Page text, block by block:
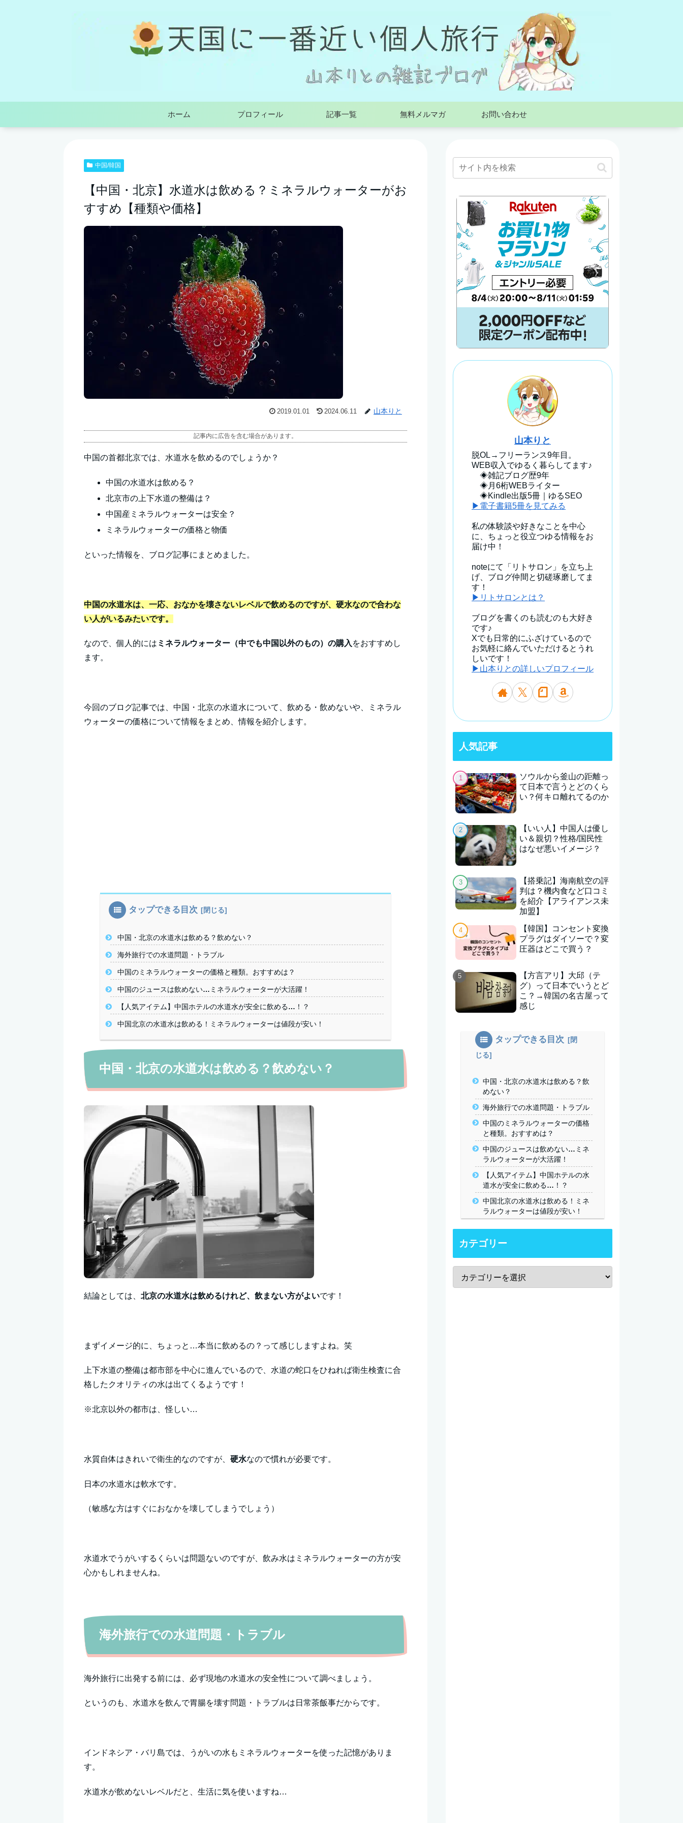
ホーム プロフィール 記事一覧 無料メルマガ お問い合わせ
中国/韓国
【中国・北京】水道水は飲める？ミネラルウォーターがお
すすめ【種類や価格】
2019.01.01 2024.06.11 山本りと
記事内に広告を含む場合があります。
中国の首都北京では、水道水を飲めるのでしょうか？
中国の水道水は飲める？
北京市の上下水道の整備は？
中国産ミネラルウォーターは安全？
ミネラルウォーターの価格と物価
といった情報を、ブログ記事にまとめました。
中国の水道水は、一応、おなかを壊さないレベルで飲めるのですが、硬水なので合わな
い人がいるみたいです。
なので、個人的には ミネラルウォーター（中でも中国以外のもの）の購入 をおすすめし
ます。
今回のブログ記事では、中国・北京の水道水について、飲める・飲めないや、ミネラル
ウォーターの価格について情報をまとめ、情報を紹介します。
タップできる目次
中国・北京の水道水は飲める？飲めない？
海外旅行での水道問題・トラブル
中国のミネラルウォーターの価格と種類。おすすめは？
中国のジュースは飲めない…ミネラルウォーターが大活躍！
【人気アイテム】中国ホテルの水道水が安全に飲める…！？
中国北京の水道水は飲める！ミネラルウォーターは値段が安い！
中国・北京の水道水は飲める？飲めない？
結論としては、 北京の水道水は飲めるけれど、飲まない方がよいです！
まずイメージ的に、ちょっと…本当に飲めるの？って感じしますよね。笑
上下水道の整備は都市部を中心に進んでいるので、水道の蛇口をひねれば衛生検査に合
格したクオリティの水は出てくるようです！
※北京以外の都市は、怪しい…
水質自体はきれいで衛生的なのですが、 硬水なので慣れが必要です。
日本の水道水は軟水です。
（敏感な方はすぐにおなかを壊してしまうでしょう）
水道水でうがいするくらいは問題ないのですが、飲み水はミネラルウォーターの方が安
心かもしれませんね。
海外旅行での水道問題・トラブル
海外旅行に出発する前には、必ず現地の水道水の安全性について調べましょう。
というのも、水道水を飲んで胃腸を壊す問題・トラブルは日常茶飯事だからです。
インドネシア・バリ島では、うがいの水もミネラルウォーターを使った記憶がありま
す。
水道水が飲めないレベルだと、生活に気を使いますね…
山本りと
脱OL→フリーランス9年目。
WEB収入でゆるく暮らしてます♪
◈雑記ブログ歴9年
◈月6桁WEBライター
◈Kindle出版5冊｜ゆるSEO
▶電子書籍5冊を見てみる
私の体験談や好きなことを中心
に、ちょっと役立つゆる情報をお
届け中！
noteにて「リトサロン」を立ち上
げ、ブログ仲間と切磋琢磨してま
す！
▶リトサロンとは？
ブログを書くのも読むのも大好き
です♪
Xでも日常的にふざけているので
お気軽に絡んでいただけるとうれ
しいです！
▶山本りとの詳しいプロフィール
人気記事
ソウルから釜山の距離っ
て日本で言うとどのくら
い？何キロ離れてるのか
【いい人】中国人は優し
い＆親切？性格/国民性
はなぜ悪いイメージ？
【搭乗記】海南航空の評
判は？機内食など口コミ
を紹介【アライアンス未
加盟】
【韓国】コンセント変換
プラグはダイソーで？変
圧器はどこで買う？
【方言アリ】大邱（テ
グ）って日本でいうとど
こ？→韓国の名古屋って
感じ
タップできる目次
中国・北京の水道水は飲める？飲
めない？
海外旅行での水道問題・トラブル
中国のミネラルウォーターの価格
と種類。おすすめは？
中国のジュースは飲めない…ミネ
ラルウォーターが大活躍！
【人気アイテム】中国ホテルの水
道水が安全に飲める…！？
中国北京の水道水は飲める！ミネ
ラルウォーターは値段が安い！
カテゴリー